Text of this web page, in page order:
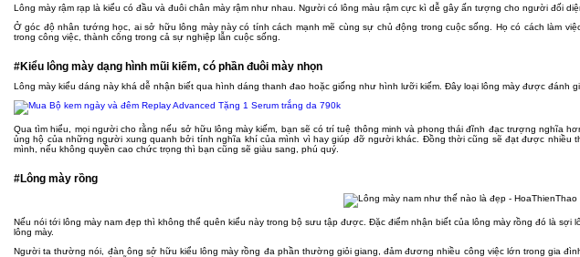
Lông mày rậm rạp là kiểu có đầu và đuôi chân mày rậm như nhau. Người có lông màu rậm cực kì dễ gây ấn tượng cho người đối
Ở góc độ nhân tướng học, ai sở hữu lông mày này có tính cách mạnh mẽ cùng sự chủ động trong cuộc sống. Họ có cách làm
trong công việc, thành công trong cả sự nghiệp lẫn cuộc sống.
#Kiểu lông mày dạng hình mũi kiếm, có phần đuôi mày nhọn
Lông mày kiểu dáng này khá dễ nhận biết qua hình dáng thanh đao hoặc giống như hình lưỡi kiếm. Đây loại lông mày được đánh
Qua tìm hiểu, mọi người cho rằng nếu sở hữu lông mày kiếm, bạn sẽ có trí tuệ thông minh và phong thái đĩnh đạc trượng nghĩa
ủng hộ của những người xung quanh bởi tính nghĩa khí của mình vì hay giúp đỡ người khác. Đồng thời cũng sẽ đạt được nhiều
mình, nếu không quyền cao chức trọng thì bạn cũng sẽ giàu sang, phú quý.
#Lông mày rồng
Nếu nói tới lông mày nam đẹp thì không thể quên kiểu này trong bộ sưu tập được. Đặc điểm nhận biết của lông mày rồng đó là
lông mày.
Người ta thường nói, đàn ông sở hữu kiểu lông mày rồng đa phần thường giỏi giang, đảm đương nhiều công việc lớn trong gia